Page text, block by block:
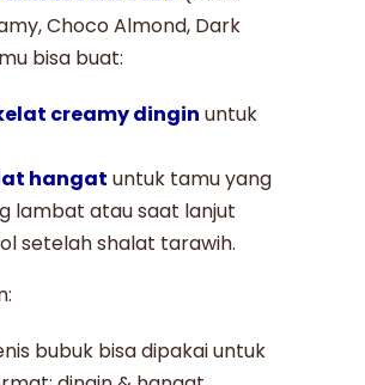
Choco Almond, Dark
bisa buat:
creamy dingin untuk
hangat untuk tamu yang
lambat atau saat lanjut
setelah shalat tarawih.
bubuk bisa dipakai untuk